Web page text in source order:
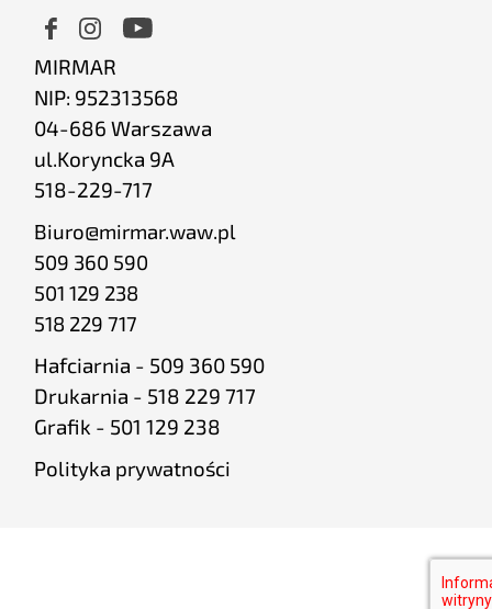
MIRMAR
NIP: 952313568
04-686 Warszawa
ul.Koryncka 9A
518-229-717
Biuro@mirmar.waw.pl
509 360 590
501 129 238
518 229 717
Hafciarnia - 509 360 590
Drukarnia - 518 229 717
Grafik - 501 129 238
Polityka prywatności